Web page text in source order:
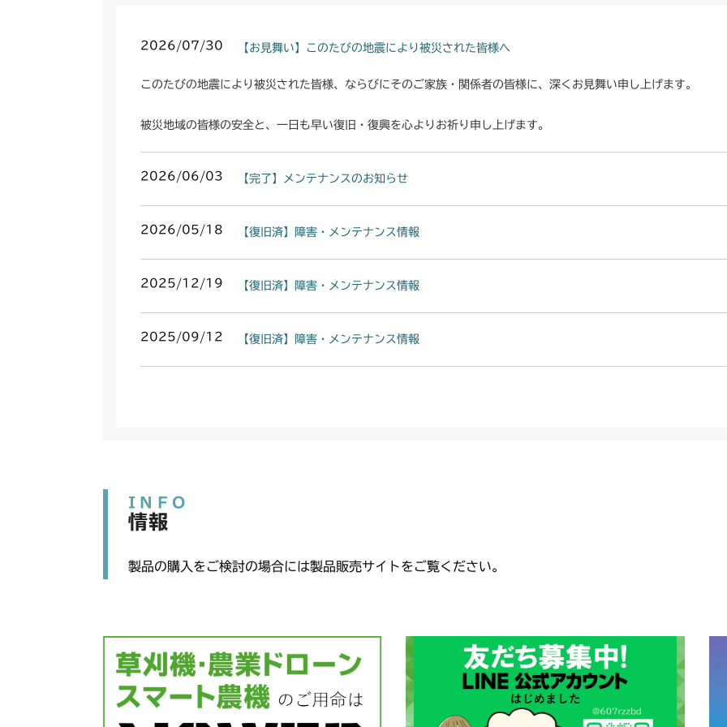
2026/07/30 【お見舞い】このたびの地震により被災された皆様へ
このたびの地震により被災された皆様、ならびにそのご家族・関係者の皆様に、深くお見舞い申し上げます。
被災地域の皆様の安全と、一日も早い復旧・復興を心よりお祈り申し上げます。
2026/06/03 【完了】メンテナンスのお知らせ
2026/05/18 【復旧済】障害・メンテナンス情報
2025/12/19 【復旧済】障害・メンテナンス情報
2025/09/12 【復旧済】障害・メンテナンス情報
INFO
情報
製品の購入をご検討の場合には製品販売サイトをご覧ください。